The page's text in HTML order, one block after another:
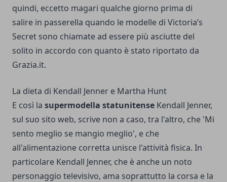
quindi, eccetto magari qualche giorno prima di
salire in passerella quando le modelle di Victoria’s
Secret sono chiamate ad essere più asciutte del
solito in accordo con quanto è stato riportato da
Grazia.it.
La dieta di Kendall Jenner e Martha Hunt
E così la supermodella statunitense Kendall Jenner,
sul suo sito web, scrive non a caso, tra l'altro, che 'Mi
sento meglio se mangio meglio', e che
all'alimentazione corretta unisce l'attività fisica. In
particolare Kendall Jenner, che è anche un noto
personaggio televisivo, ama soprattutto la corsa e la